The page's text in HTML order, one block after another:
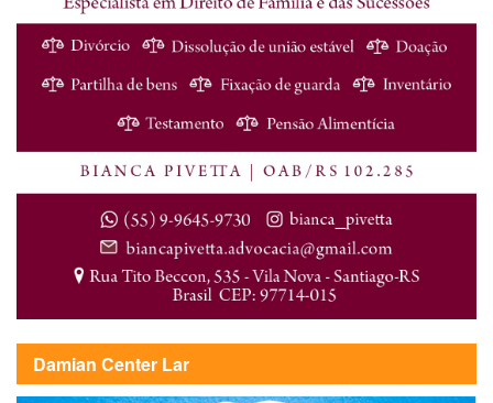
Damian Center Lar